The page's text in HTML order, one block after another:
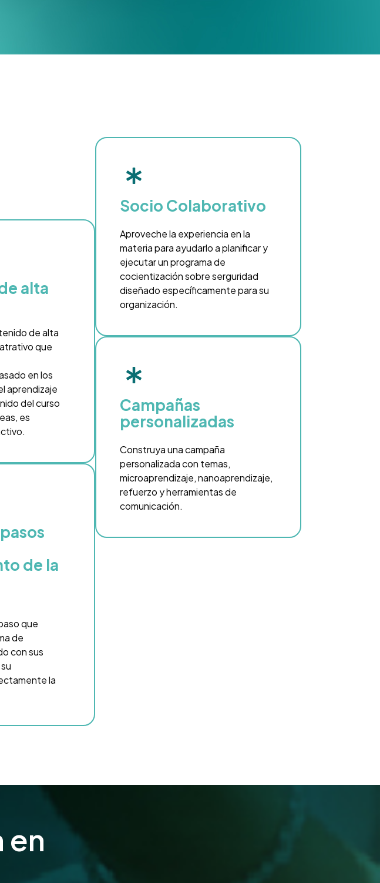
alta
de alta
que
en los
aprendizaje
del curso
es
de la
que
de
con sus
la
Socio Colaborativo
Aproveche la experiencia en la
materia para ayudarlo a planificar y
ejecutar un programa de
cocientización sobre serguridad
diseñado específicamente para su
organización.
Campañas
personalizadas
Construya una campaña
personalizada con temas,
microaprendizaje, nanoaprendizaje,
refuerzo y herramientas de
comunicación.
en